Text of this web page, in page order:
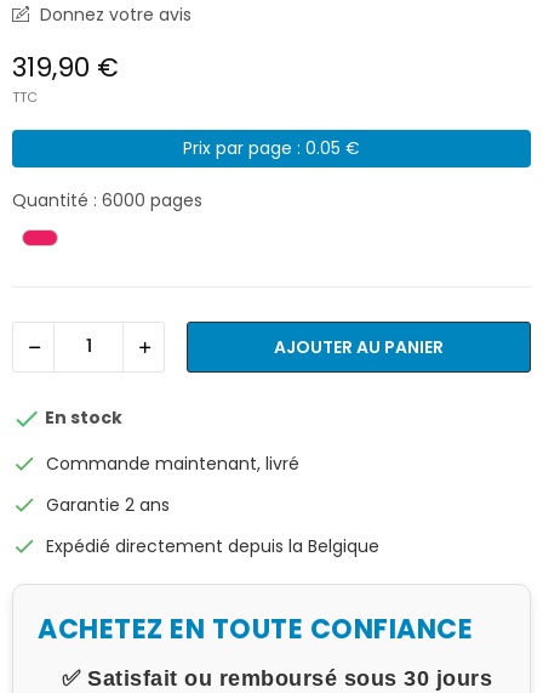
Donnez votre avis
319,90 €
TTC
Prix par page : 0.05 €
Quantité : 6000 pages
AJOUTER AU PANIER
 En stock
check Commande maintenant, livré
check Garantie 2 ans
check Expédié directement depuis la Belgique
ACHETEZ EN TOUTE CONFIANCE
✅ Satisfait ou remboursé sous 30 jours